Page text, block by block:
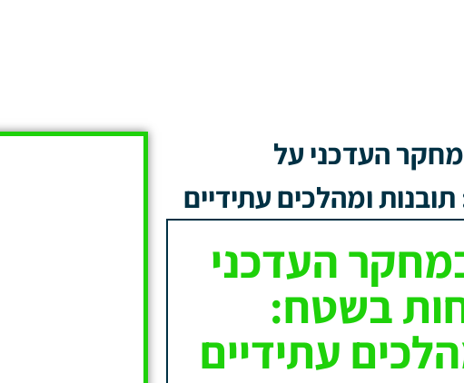
העדכני על
ומהלכים עתידיים
העדכני
בשטח:
עתידיים